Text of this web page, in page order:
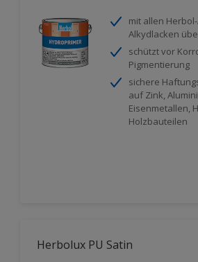
mit allen
Alkydlacken
schützt vor
Pigmentierung
sichere
auf Zink,
Eisenmetallen,
Holzbauteilen
Herbolux PU Satin